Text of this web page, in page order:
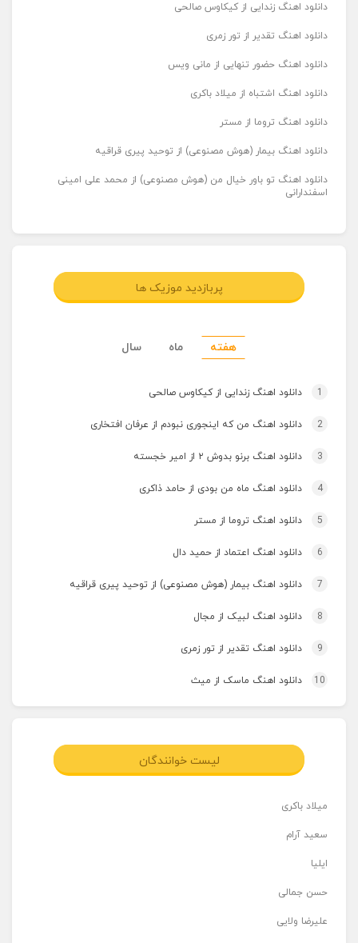
دانلود اهنگ زندایی از کیکاوس صالحی
دانلود اهنگ تقدیر از تور زمری
دانلود اهنگ حضور تنهایی از مانی ویس
دانلود اهنگ اشتباه از میلاد باکری
دانلود اهنگ تروما از مستر
دانلود اهنگ بیمار (هوش مصنوعی) از توحید پیری قراقیه
دانلود اهنگ تو باور خیال من (هوش مصنوعی) از محمد علی امینی
اسفندارانی
پربازدید موزیک ها
هفته ماه سال
1 دانلود اهنگ زندایی از کیکاوس صالحی
2 دانلود اهنگ من که اینجوری نبودم از عرفان افتخاری
3 دانلود اهنگ برنو بدوش ۲ از امیر خجسته
4 دانلود اهنگ ماه من بودی از حامد ذاکری
5 دانلود اهنگ تروما از مستر
6 دانلود اهنگ اعتماد از حمید دال
7 دانلود اهنگ بیمار (هوش مصنوعی) از توحید پیری قراقیه
8 دانلود اهنگ لبیک از مجال
9 دانلود اهنگ تقدیر از تور زمری
10 دانلود اهنگ ماسک از میث
لیست خوانندگان
میلاد باکری
سعید آرام
ایلیا
حسن جمالی
علیرضا ولایی